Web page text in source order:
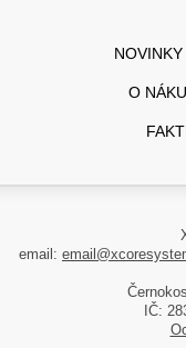
NOVINKY
O
email:
IČ: